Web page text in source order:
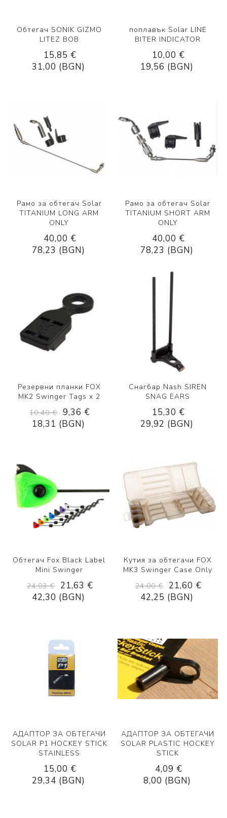
Обтегач SONIK GIZMO
LITEZ BOB
15,85 €
31,00 (BGN)
поплавък Solar LINE
BITER INDICATOR
10,00 €
19,56 (BGN)
Рамо за обтегач Solar
TITANIUM LONG ARM
ONLY
40,00 €
78,23 (BGN)
Рамо за обтегач Solar
TITANIUM SHORT ARM
ONLY
40,00 €
78,23 (BGN)
Резервни планки FOX
MK2 Swinger Tags x 2
10,40 € 9,36 €
18,31 (BGN)
Снагбар Nash SIREN
SNAG EARS
15,30 €
29,92 (BGN)
Обтегач Fox Black Label
Mini Swinger
24,03 €
21,63 €
42,30 (BGN)
Кутия за обтегачи FOX
MK3 Swinger Case Only
24,00 €
21,60 €
42,25 (BGN)
АДАПТОР ЗА ОБТЕГАЧИ
SOLAR P1 HOCKEY STICK
STAINLESS
15,00 €
29,34 (BGN)
АДАПТОР ЗА ОБТЕГАЧИ
SOLAR PLASTIC HOCKEY
STICK
4,09 €
8,00 (BGN)